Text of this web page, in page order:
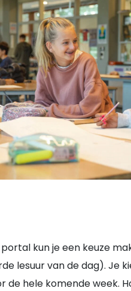
kun je een keuze
lesuur van de dag). Je
de hele komende week.